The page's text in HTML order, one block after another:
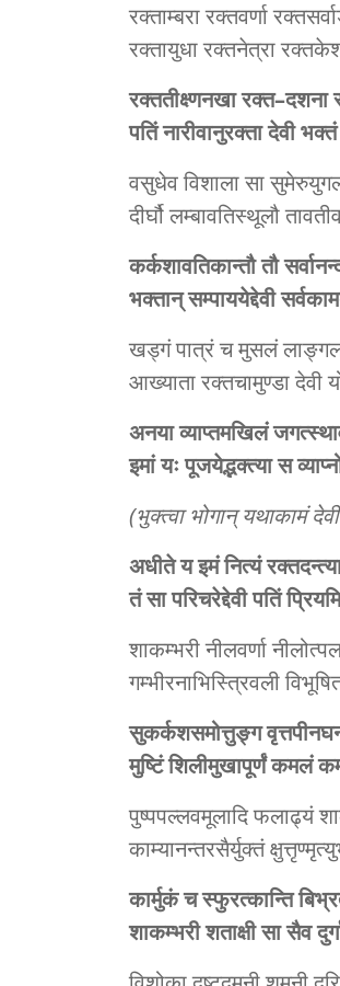
रक्ताम्बरा रक्तवर्णा
रक्तायुधा रक्तनेत्रा
रक्ततीक्ष्णनखा रक्त–दशना
पतिं नारीवानुरक्ता देवी
वसुधेव विशाला सा
दीर्घौ लम्बावतिस्थूलौ
कर्कशावतिकान्तौ तौ
भक्तान् सम्पाययेद्देवी
खड्गं पात्रं च मुसलं लाङ्गलं
आख्याता रक्तचामुण्डा देवी
अनया व्याप्तमखिलं
इमां यः पूजयेद्भक्त्या स
(भुक्त्वा भोगान् यथाकामं
अधीते य इमं नित्यं
तं सा परिचरेद्देवी पतिं
शाकम्भरी नीलवर्णा
गम्भीरनाभिस्त्रिवली
सुकर्कशसमोत्तुङ्ग
मुष्टिं शिलीमुखापूर्णं कमलं
पुष्पपल्लवमूलादि फलाढ्यं
काम्यानन्तरसैर्युक्तं
कार्मुकं च स्फुरत्कान्ति
शाकम्भरी शताक्षी सा सैव